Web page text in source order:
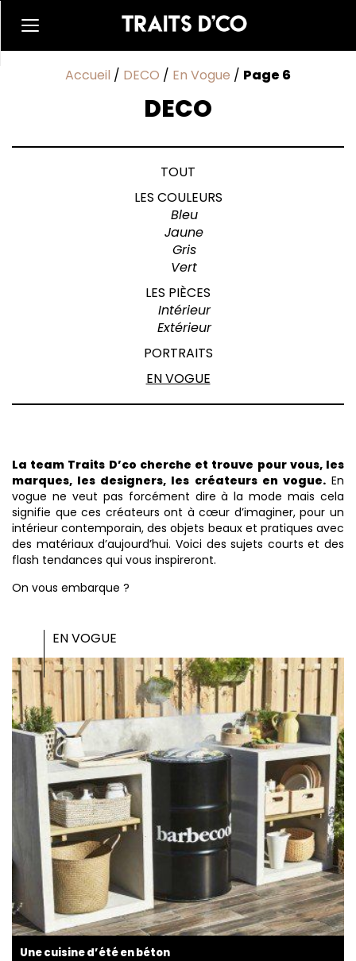
Accueil / DECO / En Vogue / Page 6
DECO
TOUT
LES COULEURS
Bleu
Jaune
Gris
Vert
LES PIÈCES
Intérieur
Extérieur
PORTRAITS
EN VOGUE
La team Traits D’co cherche et trouve pour vous, les
marques, les designers, les créateurs en vogue.En
vogue ne veut pas forcément dire à la mode mais cela
signifie que ces créateurs ont à cœur d’imaginer, pour un
intérieur contemporain, des objets beaux et pratiques avec
des matériaux d’aujourd’hui. Voici des sujets courts et des
flash tendances qui vous inspireront.
On vous embarque ?
EN VOGUE
Une cuisine d’été en béton